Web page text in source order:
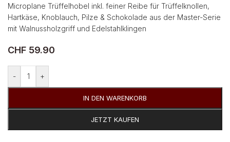
Microplane Trüffelhobel inkl. feiner Reibe für Trüffelknollen,
Hartkäse, Knoblauch, Pilze & Schokolade aus der Master-Serie
mit Walnussholzgriff und Edelstahlklingen
CHF 59.90
- +
IN DEN WARENKORB
JETZT KAUFEN